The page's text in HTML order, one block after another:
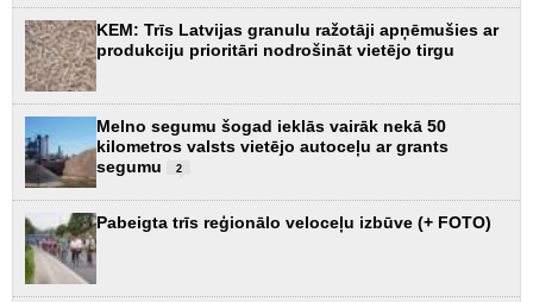
KEM: Trīs Latvijas granulu ražotāji apņēmušies ar
produkciju prioritāri nodrošināt vietējo tirgu
Melno segumu šogad ieklās vairāk nekā 50
kilometros valsts vietējo autoceļu ar grants
segumu
2
Pabeigta trīs reģionālo veloceļu izbūve (+ FOTO)